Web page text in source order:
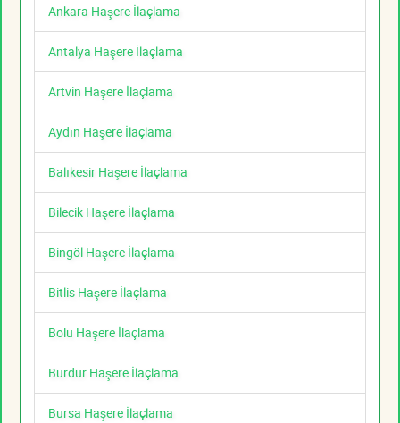
Ankara Haşere İlaçlama
Antalya Haşere İlaçlama
Artvin Haşere İlaçlama
Aydın Haşere İlaçlama
Balıkesir Haşere İlaçlama
Bilecik Haşere İlaçlama
Bingöl Haşere İlaçlama
Bitlis Haşere İlaçlama
Bolu Haşere İlaçlama
Burdur Haşere İlaçlama
Bursa Haşere İlaçlama